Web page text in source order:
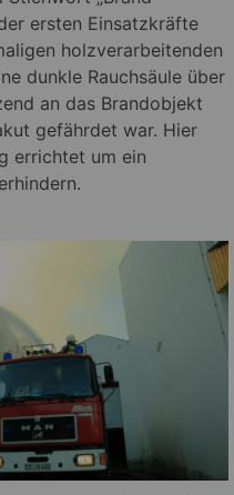
ersten Einsatzkräfte
holzverarbeitenden
dunkle Rauchsäule über
an das Brandobjekt
gefährdet war. Hier
errichtet um ein